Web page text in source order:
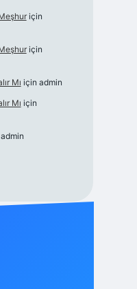
için
için
Mı için admin
Mı için
admin